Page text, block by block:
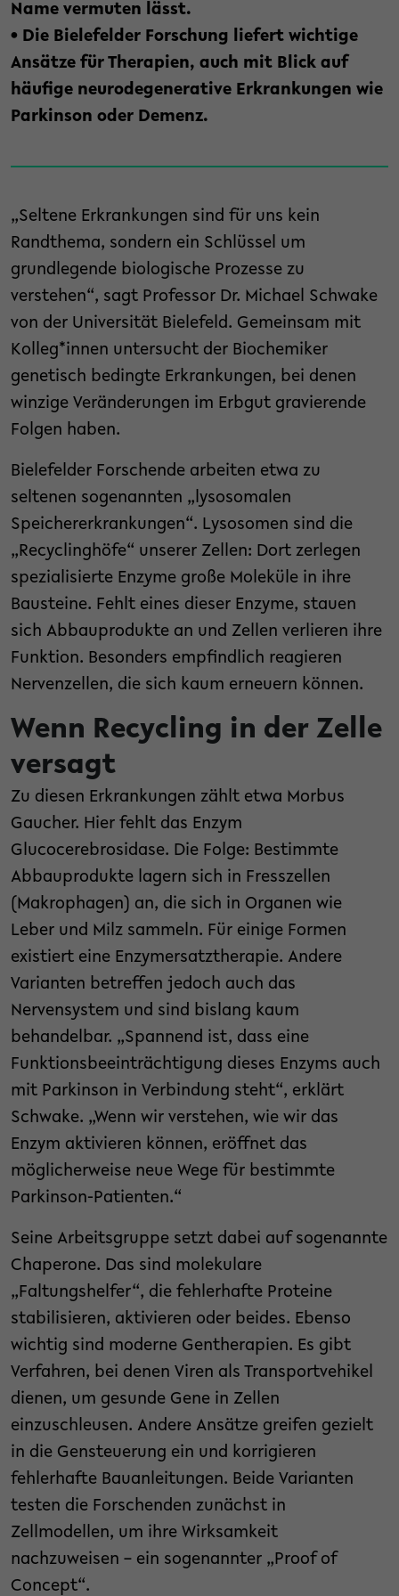
Name vermuten lässt.
• Die Bielefelder Forschung liefert wichtige
Ansätze für Therapien, auch mit Blick auf
häufige neurodegenerative Erkrankungen wie
Parkinson oder Demenz.
„Seltene Erkrankungen sind für uns kein
Randthema, sondern ein Schlüssel um
grundlegende biologische Prozesse zu
verstehen“, sagt Professor Dr. Michael Schwake
von der Universität Bielefeld. Gemeinsam mit
Kolleg*innen untersucht der Biochemiker
genetisch bedingte Erkrankungen, bei denen
winzige Veränderungen im Erbgut gravierende
Folgen haben.
Bielefelder Forschende arbeiten etwa zu
seltenen sogenannten „lysosomalen
Speichererkrankungen“. Lysosomen sind die
„Recyclinghöfe“ unserer Zellen: Dort zerlegen
spezialisierte Enzyme große Moleküle in ihre
Bausteine. Fehlt eines dieser Enzyme, stauen
sich Abbauprodukte an und Zellen verlieren ihre
Funktion. Besonders empfindlich reagieren
Nervenzellen, die sich kaum erneuern können.
Wenn Recycling in der Zelle
versagt
Zu diesen Erkrankungen zählt etwa Morbus
Gaucher. Hier fehlt das Enzym
Glucocerebrosidase. Die Folge: Bestimmte
Abbauprodukte lagern sich in Fresszellen
(Makrophagen) an, die sich in Organen wie
Leber und Milz sammeln. Für einige Formen
existiert eine Enzymersatztherapie. Andere
Varianten betreffen jedoch auch das
Nervensystem und sind bislang kaum
behandelbar. „Spannend ist, dass eine
Funktionsbeeinträchtigung dieses Enzyms auch
mit Parkinson in Verbindung steht“, erklärt
Schwake. „Wenn wir verstehen, wie wir das
Enzym aktivieren können, eröffnet das
möglicherweise neue Wege für bestimmte
Parkinson-Patienten.“
Seine Arbeitsgruppe setzt dabei auf sogenannte
Chaperone. Das sind molekulare
„Faltungshelfer“, die fehlerhafte Proteine
stabilisieren, aktivieren oder beides. Ebenso
wichtig sind moderne Gentherapien. Es gibt
Verfahren, bei denen Viren als Transportvehikel
dienen, um gesunde Gene in Zellen
einzuschleusen. Andere Ansätze greifen gezielt
in die Gensteuerung ein und korrigieren
fehlerhafte Bauanleitungen. Beide Varianten
testen die Forschenden zunächst in
Zellmodellen, um ihre Wirksamkeit
nachzuweisen – ein sogenannter „Proof of
Concept“.